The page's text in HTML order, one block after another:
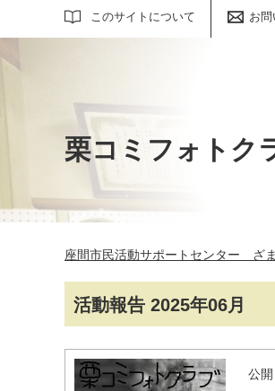
このサイトについて お
サイト内検索
栗コミフォトク
座間市民活動サポートセンター ざ
活動報告 2025年06月
公